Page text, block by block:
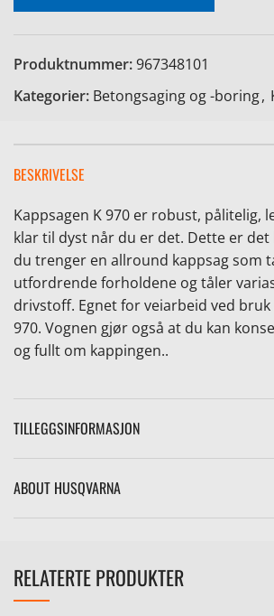
Produktnummer:967348101
Kategorier: Betongsaging og -boring,
BESKRIVELSE
Kappsagen K 970 er robust, pålitelig,
klar til dyst når du er det. Dette er
du trenger en allround kappsag som
utfordrende forholdene og tåler
drivstoff. Egnet for veiarbeid ved bruk
970. Vognen gjør også at du kan
og fullt om kappingen..
TILLEGGSINFORMASJON
ABOUT HUSQVARNA
RELATERTE PRODUKTER